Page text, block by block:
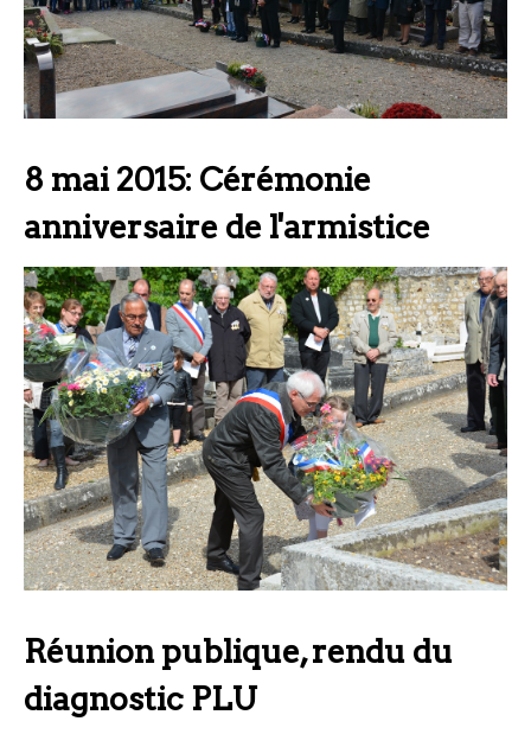
8 mai 2015: Cérémonie
anniversaire de l'armistice
Réunion publique, rendu du
diagnostic PLU